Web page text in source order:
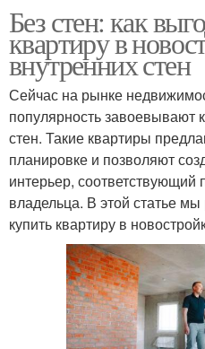
Без стен: как
квартиру в
внутренних стен
Сейчас на рынке
популярность завоевывают
стен. Такие квартиры
планировке и позволяют
интерьер, соответствующий
владельца. В этой статье
купить квартиру в